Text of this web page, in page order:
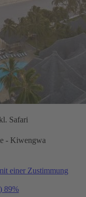
Safari
- Kiwengwa
einer Zustimmung
89%